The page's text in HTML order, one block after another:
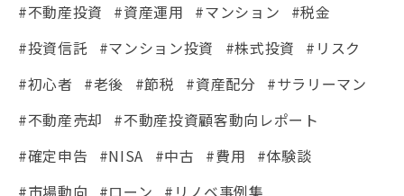
#不動産投資 #資産運用 #マンション
#税金
#投資信託
#マンション投資 #株式投資
#リスク
#初心者
#老後 #節税 #資産配分 #サラリーマン
#不動産売却
#不動産投資顧客動向レポート
#確定申告
#NISA #中古 #費用
#体験談
#市場動向
#ローン
#リノベ事例集